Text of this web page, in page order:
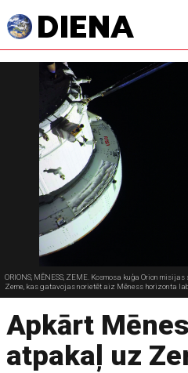
ORIONS, MĒNESS, ZEME. Kosmosa kuģa Orion
Zeme, kas gatavojas norietēt aiz Mēness horizonta
Apkārt
atpakaļ uz